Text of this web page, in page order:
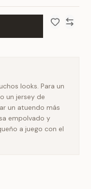
looks. Para un
un jersey de
un atuendo más
empolvado y
a juego con el